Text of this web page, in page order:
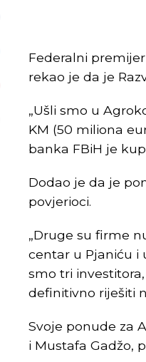
Federalni
rekao je da je
„Ušli smo u
KM (50 miliona
banka FBiH je
Dodao je da je
povjerioci.
„Druge su firme
centar u Pjaniću i
smo tri
definitivno riješiti
Svoje ponude za
i Mustafa Gadžo,